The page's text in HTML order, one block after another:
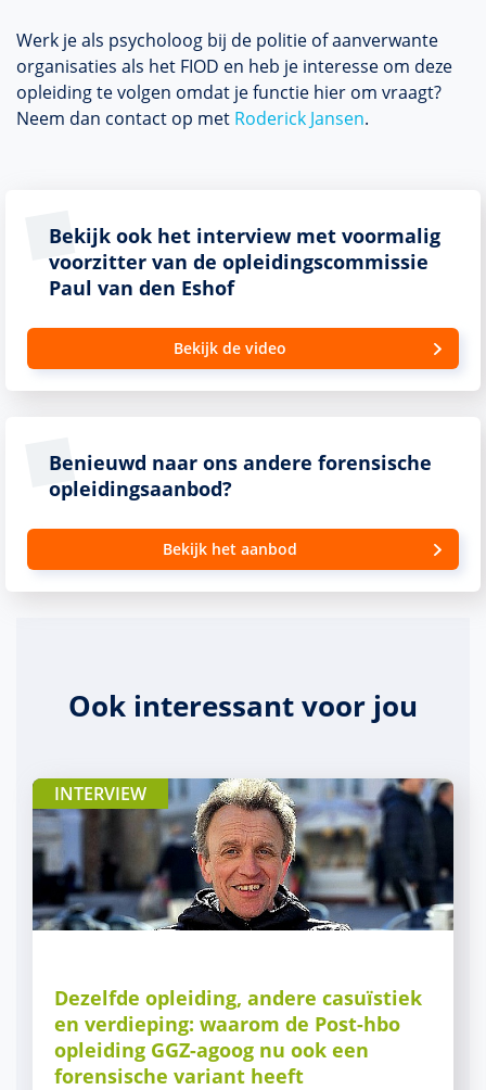
Werk je als psycholoog bij de politie of aanverwante
organisaties als het FIOD en heb je interesse om deze
opleiding te volgen omdat je functie hier om vraagt?
Neem dan contact op met Roderick Jansen.
Bekijk ook het interview met voormalig
voorzitter van de opleidingscommissie
Paul van den Eshof
Bekijk de video
Benieuwd naar ons andere forensische
opleidingsaanbod?
Bekijk het aanbod
Ook interessant voor jou
INTERVIEW
Dezelfde opleiding, andere casuïstiek
en verdieping: waarom de Post-hbo
opleiding GGZ-agoog nu ook een
forensische variant heeft